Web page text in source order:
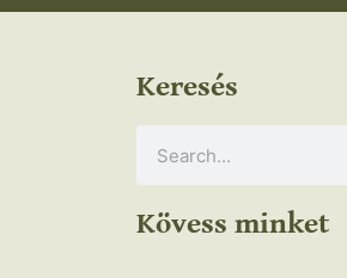
Keresés
Kövess minket